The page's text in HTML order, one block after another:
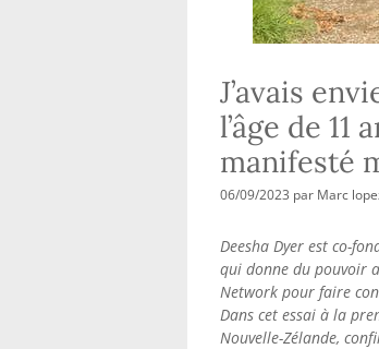
J’avais
l’âge de
manifesté
06/09/2023 par Marc
Deesha Dyer est co-
qui donne du pouvoir
Network pour faire
Dans cet essai à la
Nouvelle-Zélande,